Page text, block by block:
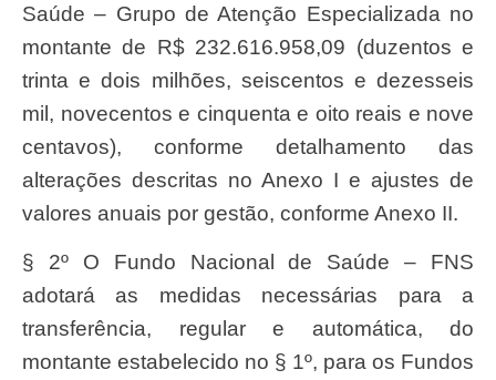
Saúde – Grupo de Atenção Especializada no
montante de R$ 232.616.958,09 (duzentos e
trinta e dois milhões, seiscentos e dezesseis
mil, novecentos e cinquenta e oito reais e nove
centavos), conforme detalhamento das
alterações descritas no Anexo I e ajustes de
valores anuais por gestão, conforme Anexo II.
§ 2º O Fundo Nacional de Saúde – FNS
adotará as medidas necessárias para a
transferência, regular e automática, do
montante estabelecido no § 1º, para os Fundos